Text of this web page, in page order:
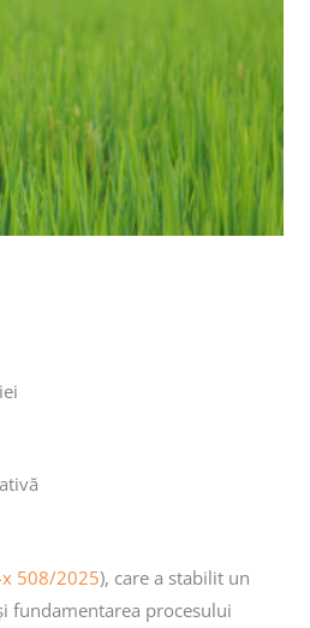
x 508/2025), care a stabilit un
fundamentarea procesului